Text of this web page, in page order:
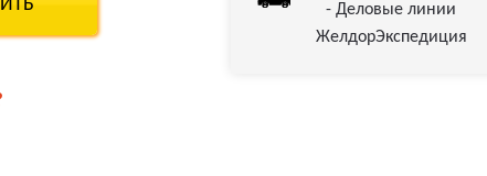
- Деловые линии
ЖелдорЭкспедиция